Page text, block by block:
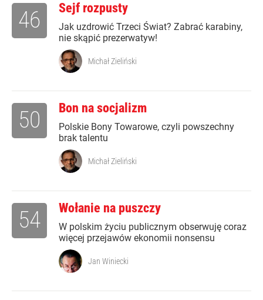
Sejf rozpusty
Jak uzdrowić Trzeci Świat? Zabrać karabiny,
nie skąpić prezerwatyw!
46
Michał Zieliński
Bon na socjalizm
Polskie Bony Towarowe, czyli powszechny
brak talentu
50
Michał Zieliński
Wołanie na puszczy
W polskim życiu publicznym obserwuję coraz
więcej przejawów ekonomii nonsensu
54
Jan Winiecki